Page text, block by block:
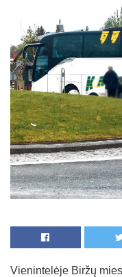
Vienintelėje Biržų